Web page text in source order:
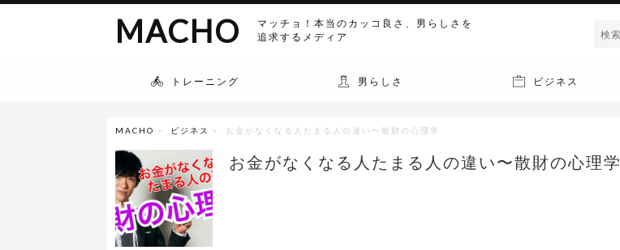
マッチョ！本当のカッコ良さ、男らしさを
追求するメディア
MACHO
トレーニング 男らしさ ビジネス
MACHO > ビジネス > お金がなくなる人たまる人の違い〜散財の心理学
お金がなくなる人たまる人の違い〜散財の心理学